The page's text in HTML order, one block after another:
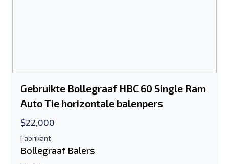
Gebruikte Bollegraaf HBC 60 Single Ram
Auto Tie horizontale balenpers
$22,000
Fabrikant
Bollegraaf Balers